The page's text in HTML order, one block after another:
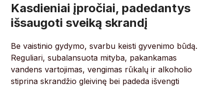
Kasdieniai įpročiai, padedantys
išsaugoti sveiką skrandį
Be vaistinio gydymo, svarbu keisti gyvenimo būdą.
Reguliari, subalansuota mityba, pakankamas
vandens vartojimas, vengimas rūkalų ir alkoholio
stiprina skrandžio gleivinę bei padeda išvengti